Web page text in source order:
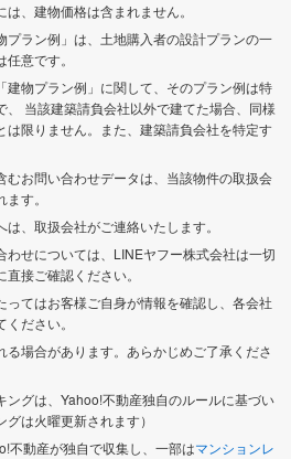
は、建物価格は含まれません。
プラン例」は、土地購入者の設計プランの一
意です。
建物プラン例」に関して、そのプラン例は特
、 当該建築請負会社以外で建てた場合、同様
は限りません。また、建築請負会社を特定す
むお問い合わせデータは、当該物件の取扱会
す。
、取扱会社がご連絡いたします。
わせについては、LINEヤフー株式会社は一切
接ご確認ください。
てはお客様ご自身が情報を確認し、各会社
ださい。
場合があります。あらかじめご了承くださ
ングは、Yahoo!不動産独自のルールに基づい
は火曜更新されます）
不動産が独自で収集し、一部はマンションレ